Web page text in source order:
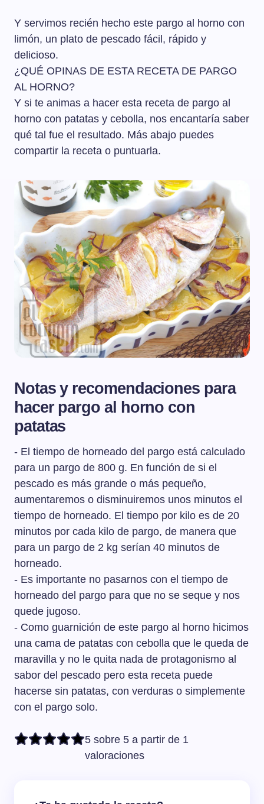
Y servimos recién hecho este pargo al horno con
limón, un plato de pescado fácil, rápido y
delicioso.
¿QUÉ OPINAS DE ESTA RECETA DE PARGO
AL HORNO?
Y si te animas a hacer esta receta de pargo al
horno con patatas y cebolla, nos encantaría saber
qué tal fue el resultado. Más abajo puedes
compartir la receta o puntuarla.
Notas y recomendaciones para
hacer pargo al horno con
patatas
- El tiempo de horneado del pargo está calculado
para un pargo de 800 g. En función de si el
pescado es más grande o más pequeño,
aumentaremos o disminuiremos unos minutos el
tiempo de horneado. El tiempo por kilo es de 20
minutos por cada kilo de pargo, de manera que
para un pargo de 2 kg serían 40 minutos de
horneado.
- Es importante no pasarnos con el tiempo de
horneado del pargo para que no se seque y nos
quede jugoso.
- Como guarnición de este pargo al horno hicimos
una cama de patatas con cebolla que le queda de
maravilla y no le quita nada de protagonismo al
sabor del pescado pero esta receta puede
hacerse sin patatas, con verduras o simplemente
con el pargo solo.
5 sobre 5 a partir de 1
valoraciones